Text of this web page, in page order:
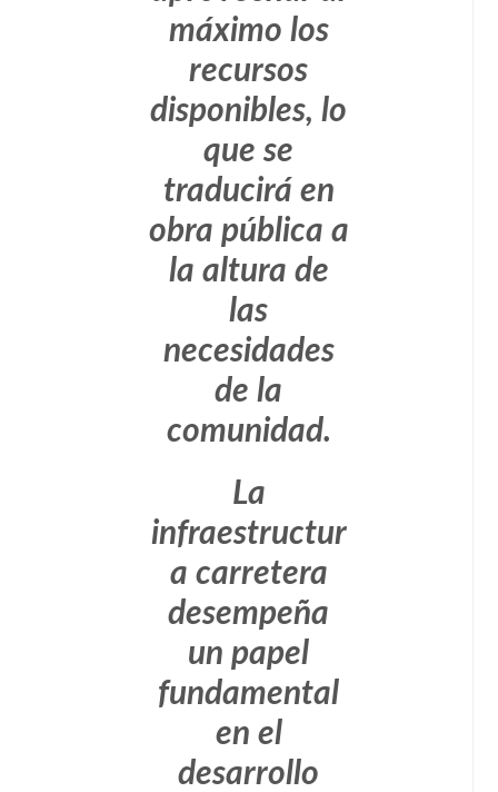
máximo los
recursos
disponibles, lo
que se
traducirá en
obra pública a
la altura de
las
necesidades
de la
comunidad.
La
infraestructur
a carretera
desempeña
un papel
fundamental
en el
desarrollo